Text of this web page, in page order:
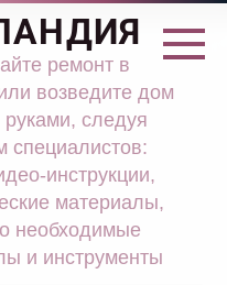
ремонт в
возведите дом
следуя
специалистов:
инструкции,
материалы,
необходимые
и инструменты